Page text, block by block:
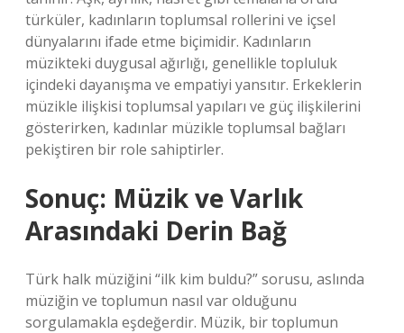
türküler, kadınların toplumsal rollerini ve içsel
dünyalarını ifade etme biçimidir. Kadınların
müzikteki duygusal ağırlığı, genellikle topluluk
içindeki dayanışma ve empatiyi yansıtır. Erkeklerin
müzikle ilişkisi toplumsal yapıları ve güç ilişkilerini
gösterirken, kadınlar müzikle toplumsal bağları
pekiştiren bir role sahiptirler.
Sonuç: Müzik ve Varlık
Arasındaki Derin Bağ
Türk halk müziğini “ilk kim buldu?” sorusu, aslında
müziğin ve toplumun nasıl var olduğunu
sorgulamakla eşdeğerdir. Müzik, bir toplumun